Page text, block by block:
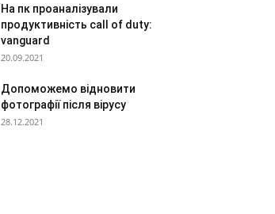
На пк проаналізували
продуктивність call of duty:
vanguard
20.09.2021
Допоможемо відновити
фотографії після вірусу
28.12.2021